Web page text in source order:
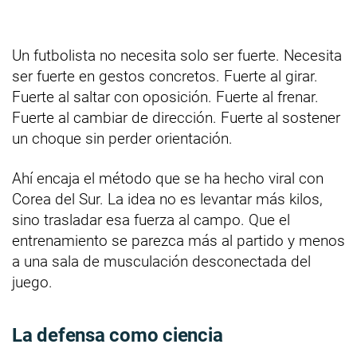
Un futbolista no necesita solo ser fuerte. Necesita
ser fuerte en gestos concretos. Fuerte al girar.
Fuerte al saltar con oposición. Fuerte al frenar.
Fuerte al cambiar de dirección. Fuerte al sostener
un choque sin perder orientación.
Ahí encaja el método que se ha hecho viral con
Corea del Sur. La idea no es levantar más kilos,
sino trasladar esa fuerza al campo. Que el
entrenamiento se parezca más al partido y menos
a una sala de musculación desconectada del
juego.
La defensa como ciencia